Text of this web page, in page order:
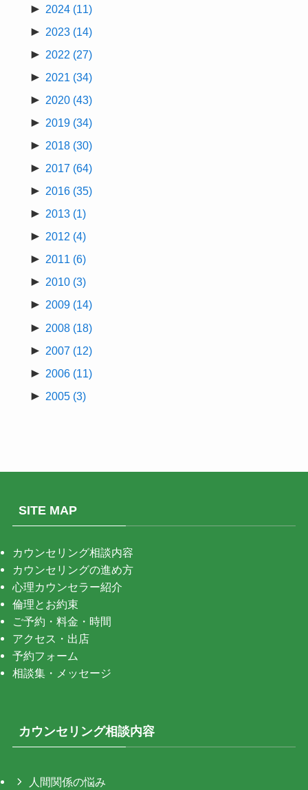
► 2024 (11)
► 2023 (14)
► 2022 (27)
► 2021 (34)
► 2020 (43)
► 2019 (34)
► 2018 (30)
► 2017 (64)
► 2016 (35)
► 2013 (1)
► 2012 (4)
► 2011 (6)
► 2010 (3)
► 2009 (14)
► 2008 (18)
► 2007 (12)
► 2006 (11)
► 2005 (3)
SITE MAP
カウンセリング相談内容
カウンセリングの進め方
心理カウンセラー紹介
倫理とお約束
ご予約・料金・時間
アクセス・出店
予約フォーム
相談集・メッセージ
カウンセリング相談内容
人間関係の悩み